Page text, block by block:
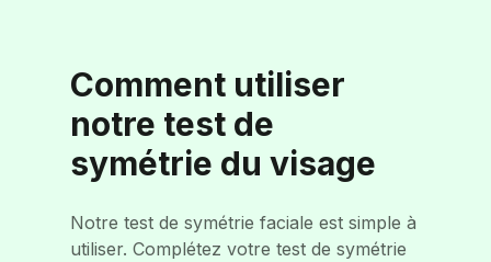
Comment utiliser
notre test de
symétrie du visage
Notre test de symétrie faciale est simple à
utiliser. Complétez votre test de symétrie